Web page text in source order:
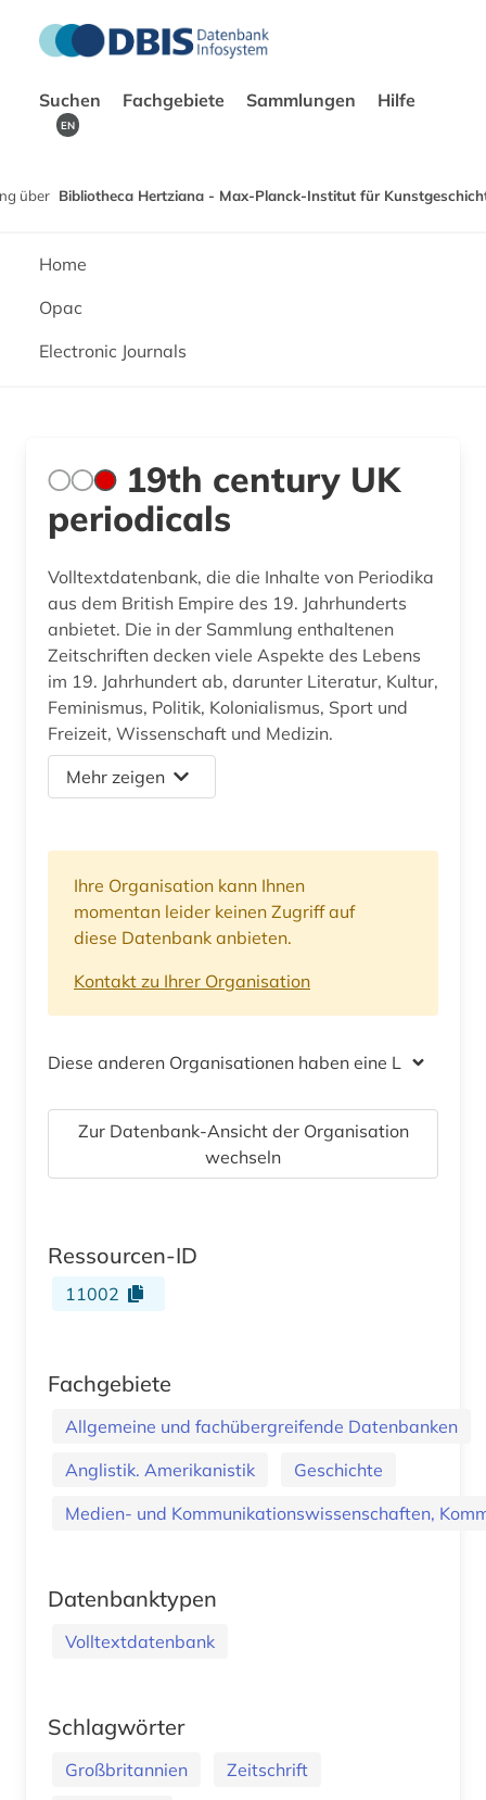
Suchen Fachgebiete Sammlungen Hilfe
EN
über Bibliotheca Hertziana - Max-Planck-Institut für
Home
Opac
Electronic Journals
19th century UK
periodicals
Volltextdatenbank, die die Inhalte von Periodika
aus dem British Empire des 19. Jahrhunderts
anbietet. Die in der Sammlung enthaltenen
Zeitschriften decken viele Aspekte des Lebens
im 19. Jahrhundert ab, darunter Literatur, Kultur,
Feminismus, Politik, Kolonialismus, Sport und
Freizeit, Wissenschaft und Medizin.
Mehr zeigen
Ihre Organisation kann Ihnen
momentan leider keinen Zugriff auf
diese Datenbank anbieten.
Kontakt zu Ihrer Organisation
Diese anderen Organisationen haben eine Lizenz
Zur Datenbank-Ansicht der Organisation
wechseln
Ressourcen-ID
11002
Fachgebiete
Allgemeine und fachübergreifende Datenbanken
Anglistik. Amerikanistik
Geschichte
Medien- und Kommunikationswissenschaften,
Datenbanktypen
Volltextdatenbank
Schlagwörter
Großbritannien
Zeitschrift